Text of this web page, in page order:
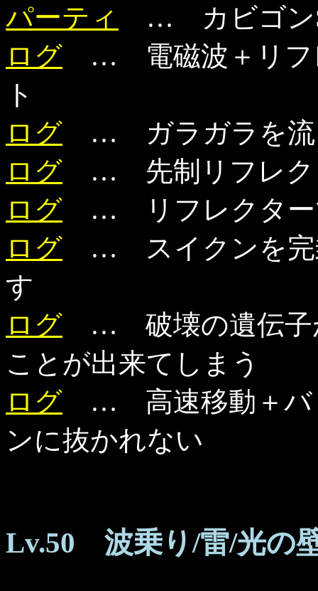
パーティ
… カビゴン
ログ … 電磁波＋リフ
ト
ログ … ガラガラを流
ログ … 先制リフレク
ログ … リフレクター
ログ … スイクンを完
す
ログ … 破壊の遺伝子
ことが出来てしまう
ログ … 高速移動＋バ
ンに抜かれない
Lv.50 波乗り/雷/光の